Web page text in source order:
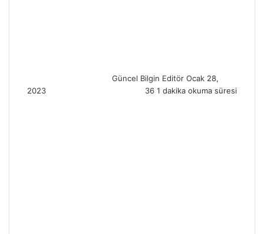
Güncel Bilgin Editör e
m
Ocak 28,
2023
36 1 dakika okuma süresi